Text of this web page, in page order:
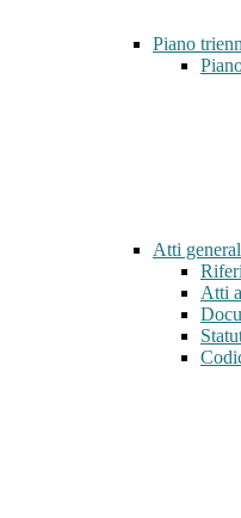
Piano
Atti
Atti